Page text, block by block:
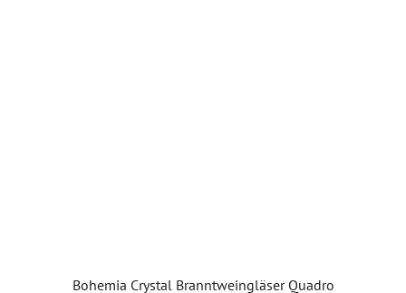
Bohemia Crystal Branntweingläser Quadro